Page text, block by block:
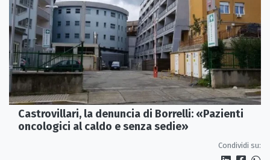
Castrovillari, la denuncia di Borrelli: «Pazienti
oncologici al caldo e senza sedie»
Condividi su: